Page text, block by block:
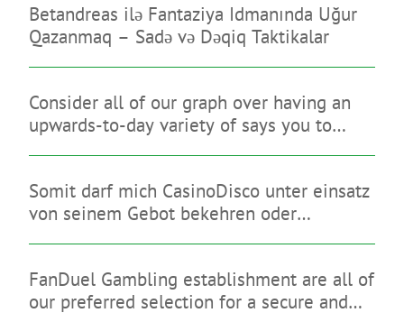
Betandreas ilə Fantaziya Idmanında Uğur
Qazanmaq – Sadə və Dəqiq Taktikalar
Consider all of our graph over having an
upwards-to-day variety of says you to
Somit darf mich CasinoDisco unter einsatz
von seinem Gebot bekehren oder
FanDuel Gambling establishment are all of
our preferred selection for a secure and